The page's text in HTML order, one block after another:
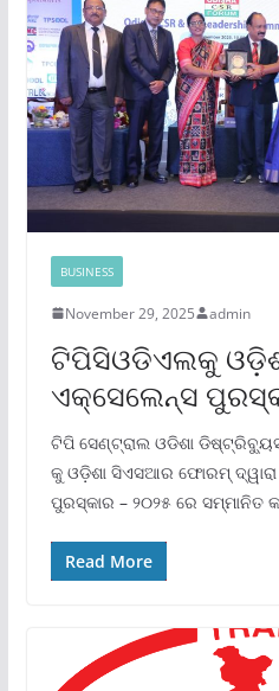
BUSINESS
November 29, 2025 admin
ଟିପିସିଓଡିଏଲକୁ
ଏକ୍ସେଲେନ୍ସ
ଟିପି ସେଣ୍ଟ୍ରାଲ ଓଡିଶା
କୁ ଓଡ଼ିଶା ସିଏସଆର ଫୋରମ୍
ପୁରସ୍କାର – ୨୦୨୫ ରେ ସମ୍ମାନିତ
Read More